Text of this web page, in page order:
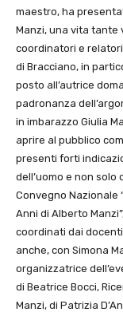
maestro, ha
Manzi, una vita tante
coordinatori e
di Bracciano, in
posto all’autrice
padronanza
in imbarazzo Giulia
aprire al pubblico
presenti forti
dell’uomo e non solo
Convegno Nazionale
Anni di Alberto
coordinati dai
anche, con Simona
organizzatrice
di Beatrice Bocci,
Manzi, di Patrizia